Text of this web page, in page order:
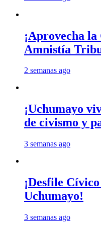
¡Aprovecha
Amnistía
2 semanas ago
¡Uchumayo
de civismo y
3 semanas ago
¡Desfile
Uchumayo!
3 semanas ago